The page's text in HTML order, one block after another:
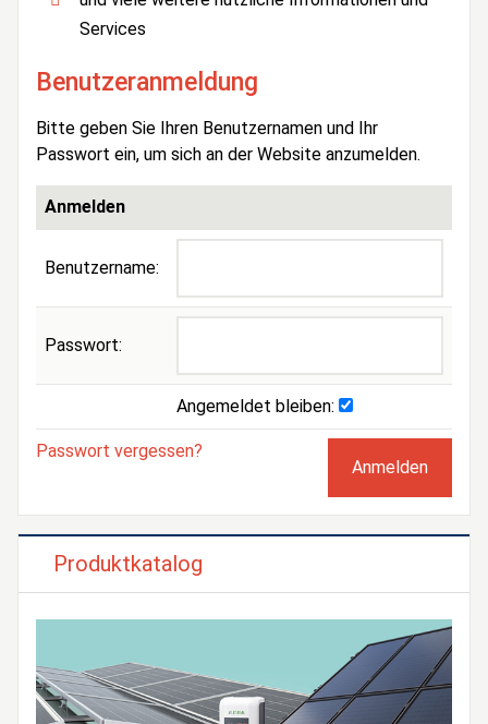
Services
Benutzeranmeldung
Bitte geben Sie Ihren Benutzernamen und Ihr
Passwort ein, um sich an der Website anzumelden.
Anmelden
Benutzername:
Passwort:
Angemeldet bleiben:
Passwort vergessen?
Produktkatalog